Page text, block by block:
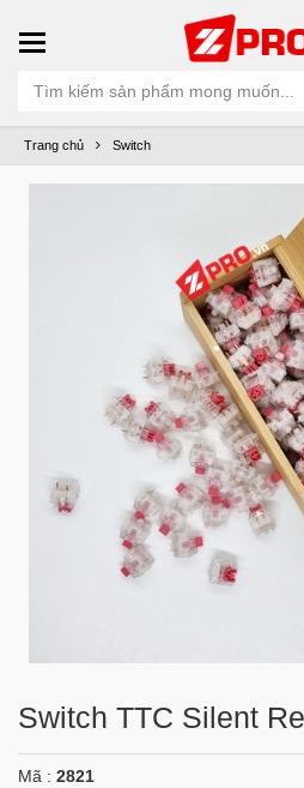
Trang chủ Switch
Switch TTC Silent
Mã : 2821